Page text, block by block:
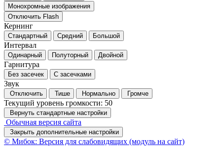
Монохромные изображения
Отключить Flash
Кернинг
Стандартный Средний Большой
Интервал
Одинарный Полуторный Двойной
Гарнитура
Без засечек С засечками
Звук
Отключить Тише Нормально Громче
Текущий уровень громкости: 50
Вернуть стандартные настройки
Обычная версия сайта
Закрыть дополнительные настройки
© Мибок: Версия для слабовидящих (модуль на сайт)